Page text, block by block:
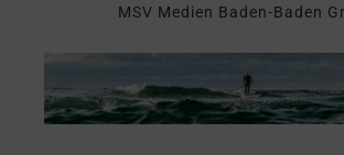
MSV Medien Baden-Baden